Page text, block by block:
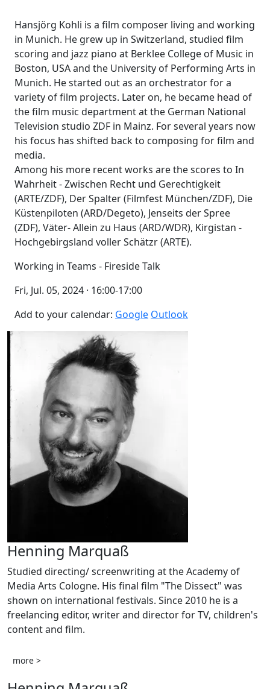
Hansjörg Kohli is a film composer living and working
in Munich. He grew up in Switzerland, studied film
scoring and jazz piano at Berklee College of Music in
Boston, USA and the University of Performing Arts in
Munich. He started out as an orchestrator for a
variety of film projects. Later on, he became head of
the film music department at the German National
Television studio ZDF in Mainz. For several years now
his focus has shifted back to composing for film and
media.
Among his more recent works are the scores to In
Wahrheit - Zwischen Recht und Gerechtigkeit
(ARTE/ZDF), Der Spalter (Filmfest München/ZDF), Die
Küstenpiloten (ARD/Degeto), Jenseits der Spree
(ZDF), Väter- Allein zu Haus (ARD/WDR), Kirgistan -
Hochgebirgsland voller Schätzr (ARTE).
Working in Teams - Fireside Talk
Fri, Jul. 05, 2024 · 16:00-17:00
Add to your calendar: Google Outlook
Henning Marquaß
Studied directing/ screenwriting at the Academy of
Media Arts Cologne. His final film "The Dissect" was
shown on international festivals. Since 2010 he is a
freelancing editor, writer and director for TV, children's
content and film.
more >